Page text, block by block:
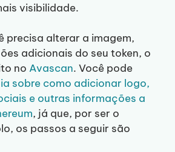
visibilidade.
precisa alterar a imagem,
adicionais do seu token, o
no Avascan. Você pode
sobre como adicionar logo,
e outras informações a
, já que, por ser o
os passos a seguir são